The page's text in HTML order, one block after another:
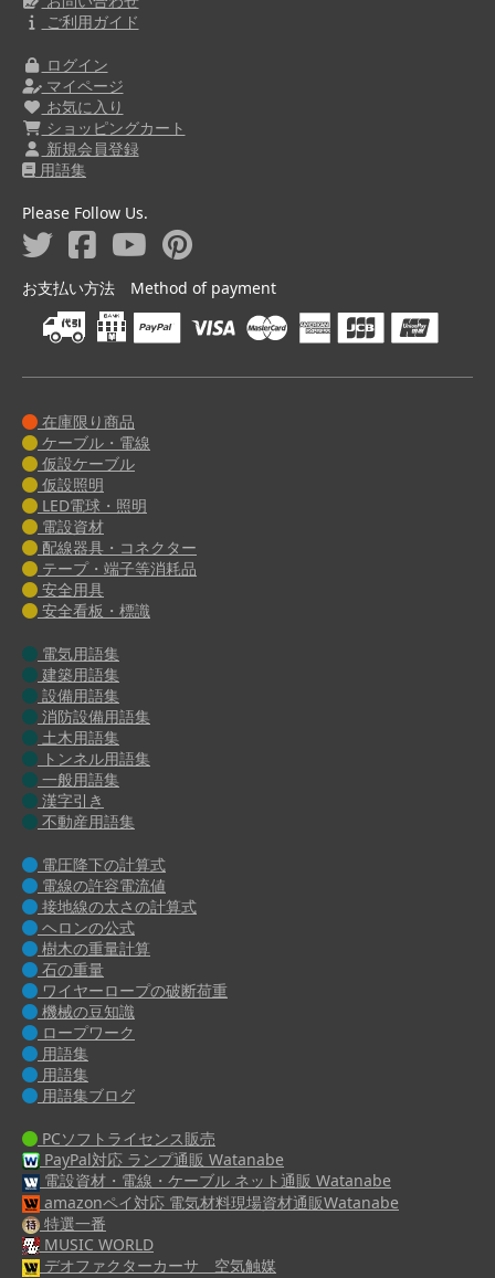
ご利用ガイド
ログイン
マイページ
お気に入り
ショッピングカート
新規会員登録
用語集
Please Follow Us.
お支払い方法 Method of payment
在庫限り商品
ケーブル・電線
仮設ケーブル
仮設照明
LED電球・照明
電設資材
配線器具・コネクター
テープ・端子等消耗品
安全用具
安全看板・標識
電気用語集
建築用語集
設備用語集
消防設備用語集
土木用語集
トンネル用語集
一般用語集
漢字引き
不動産用語集
電圧降下の計算式
電線の許容電流値
接地線の太さの計算式
ヘロンの公式
樹木の重量計算
石の重量
ワイヤーロープの破断荷重
機械の豆知識
ロープワーク
用語集
用語集
用語集ブログ
PCソフトライセンス販売
PayPal対応 ランプ通販 Watanabe
電設資材・電線・ケーブル ネット通販 Watanabe
amazonペイ対応 電気材料現場資材通販Watanabe
特選一番
MUSIC WORLD
デオファクターカーサ 空気触媒